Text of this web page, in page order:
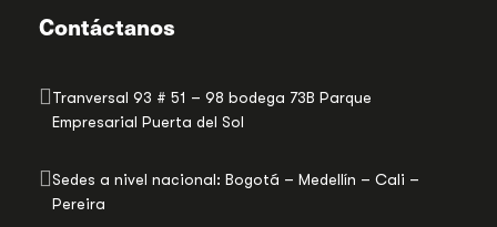
Contáctanos
Tranversal 93 # 51 – 98 bodega 73B Parque
Empresarial Puerta del Sol
Sedes a nivel nacional: Bogotá – Medellín – Cali –
Pereira